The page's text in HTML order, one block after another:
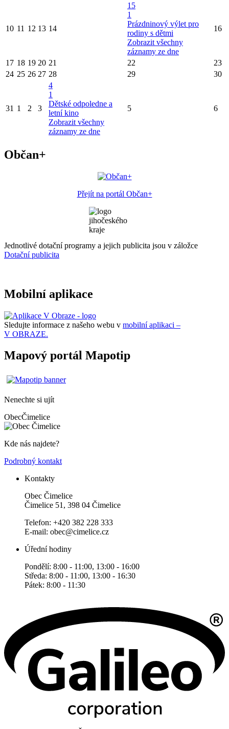
10 11 12 13 14
15
1
Prázdninový výlet pro
rodiny s dětmi
Zobrazit všechny
záznamy ze dne
16
17 18 19 20 21 22
23
24 25 26 27 28 29 30
31 1 2 3
4
1
Dětské odpoledne a
letní kino
Zobrazit všechny
záznamy ze dne
5 6
Občan+
Přejít na portál Občan+
Jednotlivé dotační programy a jejich publicita jsou v záložce
Dotační publicita
Mobilní aplikace
Sledujte informace z našeho webu v mobilní aplikaci –
V OBRAZE.
Mapový portál Mapotip
Nenechte si ujít
ObecČimelice
Kde nás najdete?
Podrobný kontakt
Kontakty
Obec Čimelice
Čimelice 51, 398 04 Čimelice
Telefon: +420 382 228 333
E-mail: obec@cimelice.cz
Úřední hodiny
Pondělí: 8:00 - 11:00, 13:00 - 16:00
Středa: 8:00 - 11:00, 13:00 - 16:30
Pátek: 8:00 - 11:30